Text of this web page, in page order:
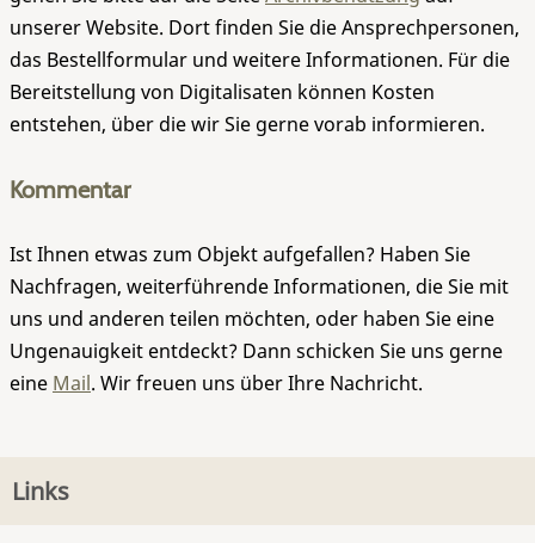
unserer Website. Dort finden Sie die Ansprechpersonen,
das Bestellformular und weitere Informationen. Für die
Bereitstellung von Digitalisaten können Kosten
entstehen, über die wir Sie gerne vorab informieren.
Kommentar
Ist Ihnen etwas zum Objekt aufgefallen? Haben Sie
Nachfragen, weiterführende Informationen, die Sie mit
uns und anderen teilen möchten, oder haben Sie eine
Ungenauigkeit entdeckt? Dann schicken Sie uns gerne
eine Mail. Wir freuen uns über Ihre Nachricht.
Links